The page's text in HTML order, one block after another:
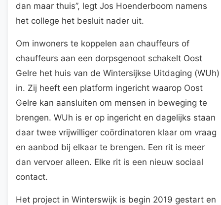
dan maar thuis”, legt Jos Hoenderboom namens
het college het besluit nader uit.
Om inwoners te koppelen aan chauffeurs of
chauffeurs aan een dorpsgenoot schakelt Oost
Gelre het huis van de Wintersijkse Uitdaging (WUh)
in. Zij heeft een platform ingericht waarop Oost
Gelre kan aansluiten om mensen in beweging te
brengen. WUh is er op ingericht en dagelijks staan
daar twee vrijwilliger coördinatoren klaar om vraag
en aanbod bij elkaar te brengen. Een rit is meer
dan vervoer alleen. Elke rit is een nieuw sociaal
contact.
Het project in Winterswijk is begin 2019 gestart en